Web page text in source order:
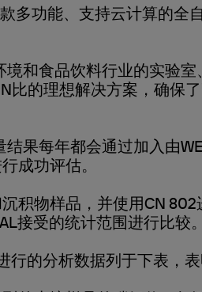
多功能、支持云计算的全
境和食品饮料行业的实验
比的理想解决方案，确保
结果每年都会通过加入由
成功评估。
积物样品，并使用CN 802
接受的统计范围进行比较。
行的分析数据列于下表，